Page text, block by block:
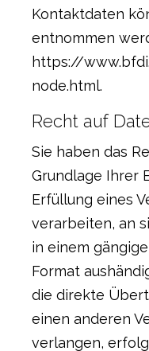
Kontaktdaten
entnommen
https://
node.html.
Recht auf
Sie haben das
Grundlage Ihrer
Erfüllung eines
verarbeiten, an
in einem
Format
die direkte
einen anderen
verlangen,